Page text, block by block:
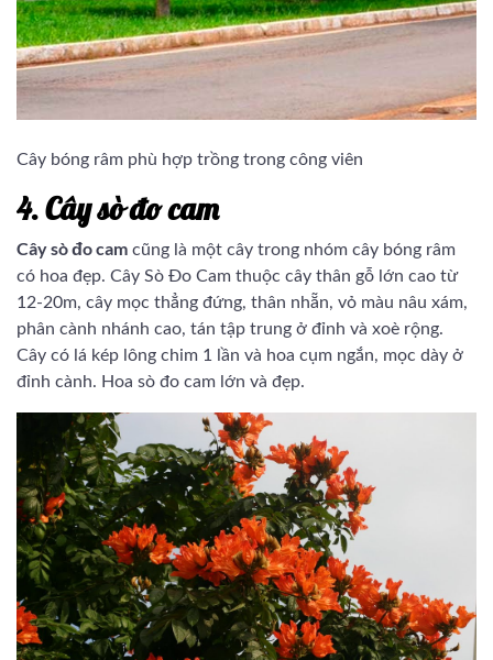
Cây bóng râm phù hợp trồng trong công viên
4. Cây sò đo cam
Cây sò đo cam cũng là một cây trong nhóm cây bóng râm
có hoa đẹp. Cây Sò Đo Cam thuộc cây thân gỗ lớn cao từ
12-20m, cây mọc thẳng đứng, thân nhẵn, vỏ màu nâu xám,
phân cành nhánh cao, tán tập trung ở đỉnh và xoè rộng.
Cây có lá kép lông chim 1 lần và hoa cụm ngắn, mọc dày ở
đỉnh cành. Hoa sò đo cam lớn và đẹp.